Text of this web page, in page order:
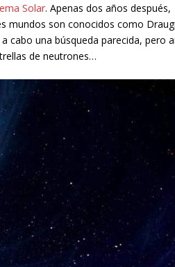
Solar. Apenas dos años después,
mundos son conocidos como
cabo una búsqueda parecida, pero
de neutrones…